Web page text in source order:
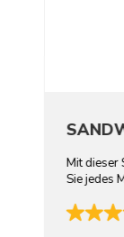
Mit dieser
Sie jedes